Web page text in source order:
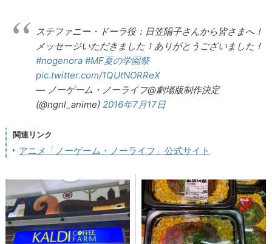
ステファニー・ドーラ役：日笠陽子さんから皆さまへ！
メッセージいただきました！ありがとうございました！
#nogenora #MF夏の学園祭
pic.twitter.com/1QUtNORReX
— ノーゲーム・ノーライフ@劇場版制作決定
(@ngnl_anime)2016年7月17日
関連リンク
アニメ「ノーゲーム・ノーライフ」公式サイト